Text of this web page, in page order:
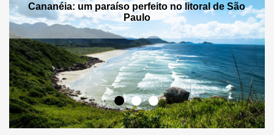
Cananéia: um paraíso perfeito no litoral de São
Paulo